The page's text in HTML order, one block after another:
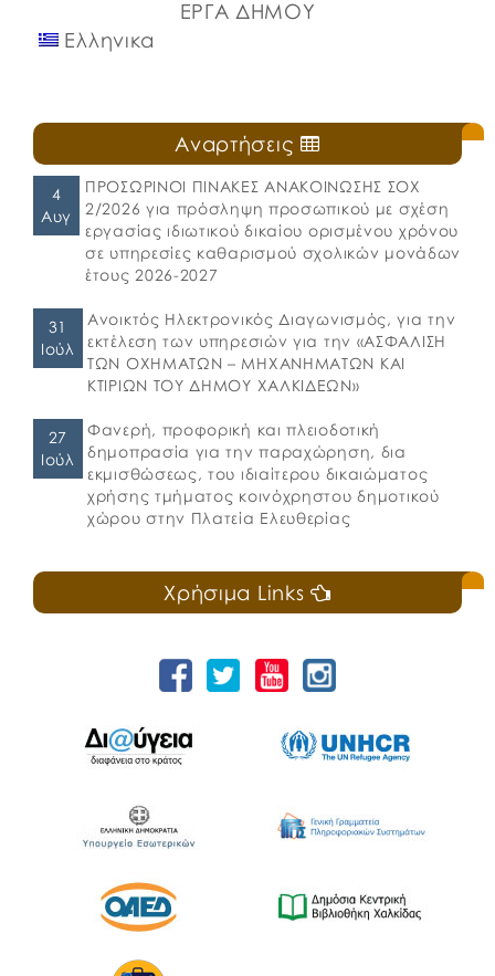
ΕΡΓΑ ΔΗΜΟΥ
Ελληνικα
Αναρτήσεις
4
Αυγ
ΠΡΟΣΩΡΙΝΟΙ ΠΙΝΑΚΕΣ ΑΝΑΚΟΙΝΩΣΗΣ ΣΟΧ
2/2026 για πρόσληψη προσωπικού με σχέση
εργασίας ιδιωτικού δικαίου ορισμένου χρόνου
σε υπηρεσίες καθαρισμού σχολικών μονάδων
έτους 2026-2027
31
Ιούλ
Ανοικτός Ηλεκτρονικός Διαγωνισμός, για την
εκτέλεση των υπηρεσιών για την «ΑΣΦΑΛΙΣΗ
ΤΩΝ ΟΧΗΜΑΤΩΝ – ΜΗΧΑΝΗΜΑΤΩΝ ΚΑΙ
ΚΤΙΡΙΩΝ ΤΟΥ ΔΗΜΟΥ ΧΑΛΚΙΔΕΩΝ»
27
Ιούλ
Φανερή, προφορική και πλειοδοτική
δημοπρασία για την παραχώρηση, δια
εκμισθώσεως, του ιδιαίτερου δικαιώματος
χρήσης τμήματος κοινόχρηστου δημοτικού
χώρου στην Πλατεία Ελευθερίας
Χρήσιμα Links